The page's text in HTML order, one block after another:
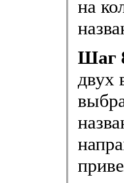
на
Шаг
двух